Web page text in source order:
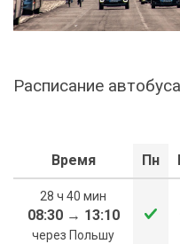
Расписание
Время Пн
28 ч 40 мин
08:30→ 13:10
через Польшу